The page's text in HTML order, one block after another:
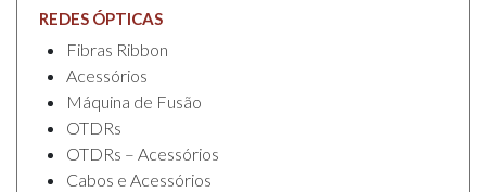
REDES ÓPTICAS
Fibras Ribbon
Acessórios
Máquina de Fusão
OTDRs
OTDRs – Acessórios
Cabos e Acessórios